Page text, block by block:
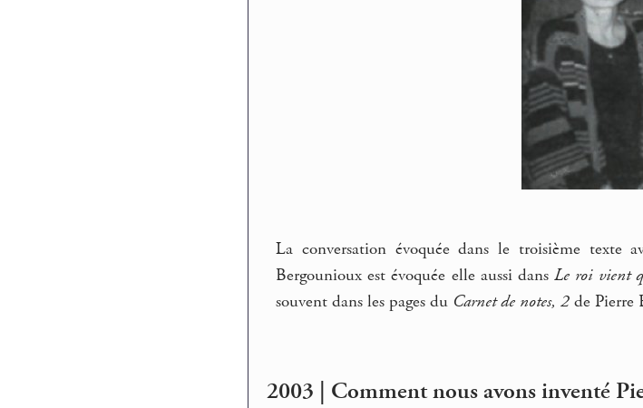
La conversation évoquée dans le troisième
Bergounioux est évoquée elle aussi dansLe roi vient
souvent dans les pages du Carnet de notes, 2 de Pierre
2003 | Comment nous avons inventé